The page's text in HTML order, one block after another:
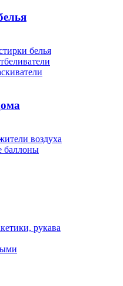
белья
воздуха
баллоны
рукава